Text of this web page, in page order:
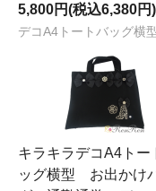
5,800円(税込6,380円)
デコA4トートバッグ横
キラキラデコA4トー
ッグ横型 お出かけ